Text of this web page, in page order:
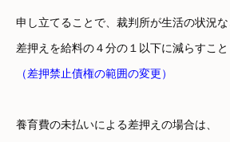
申し立てることで、裁判所が生活の状況
差押えを給料の４分の１以下に減らすこと
（差押禁止債権の範囲の変更）
養育費の未払いによる差押えの場合は、